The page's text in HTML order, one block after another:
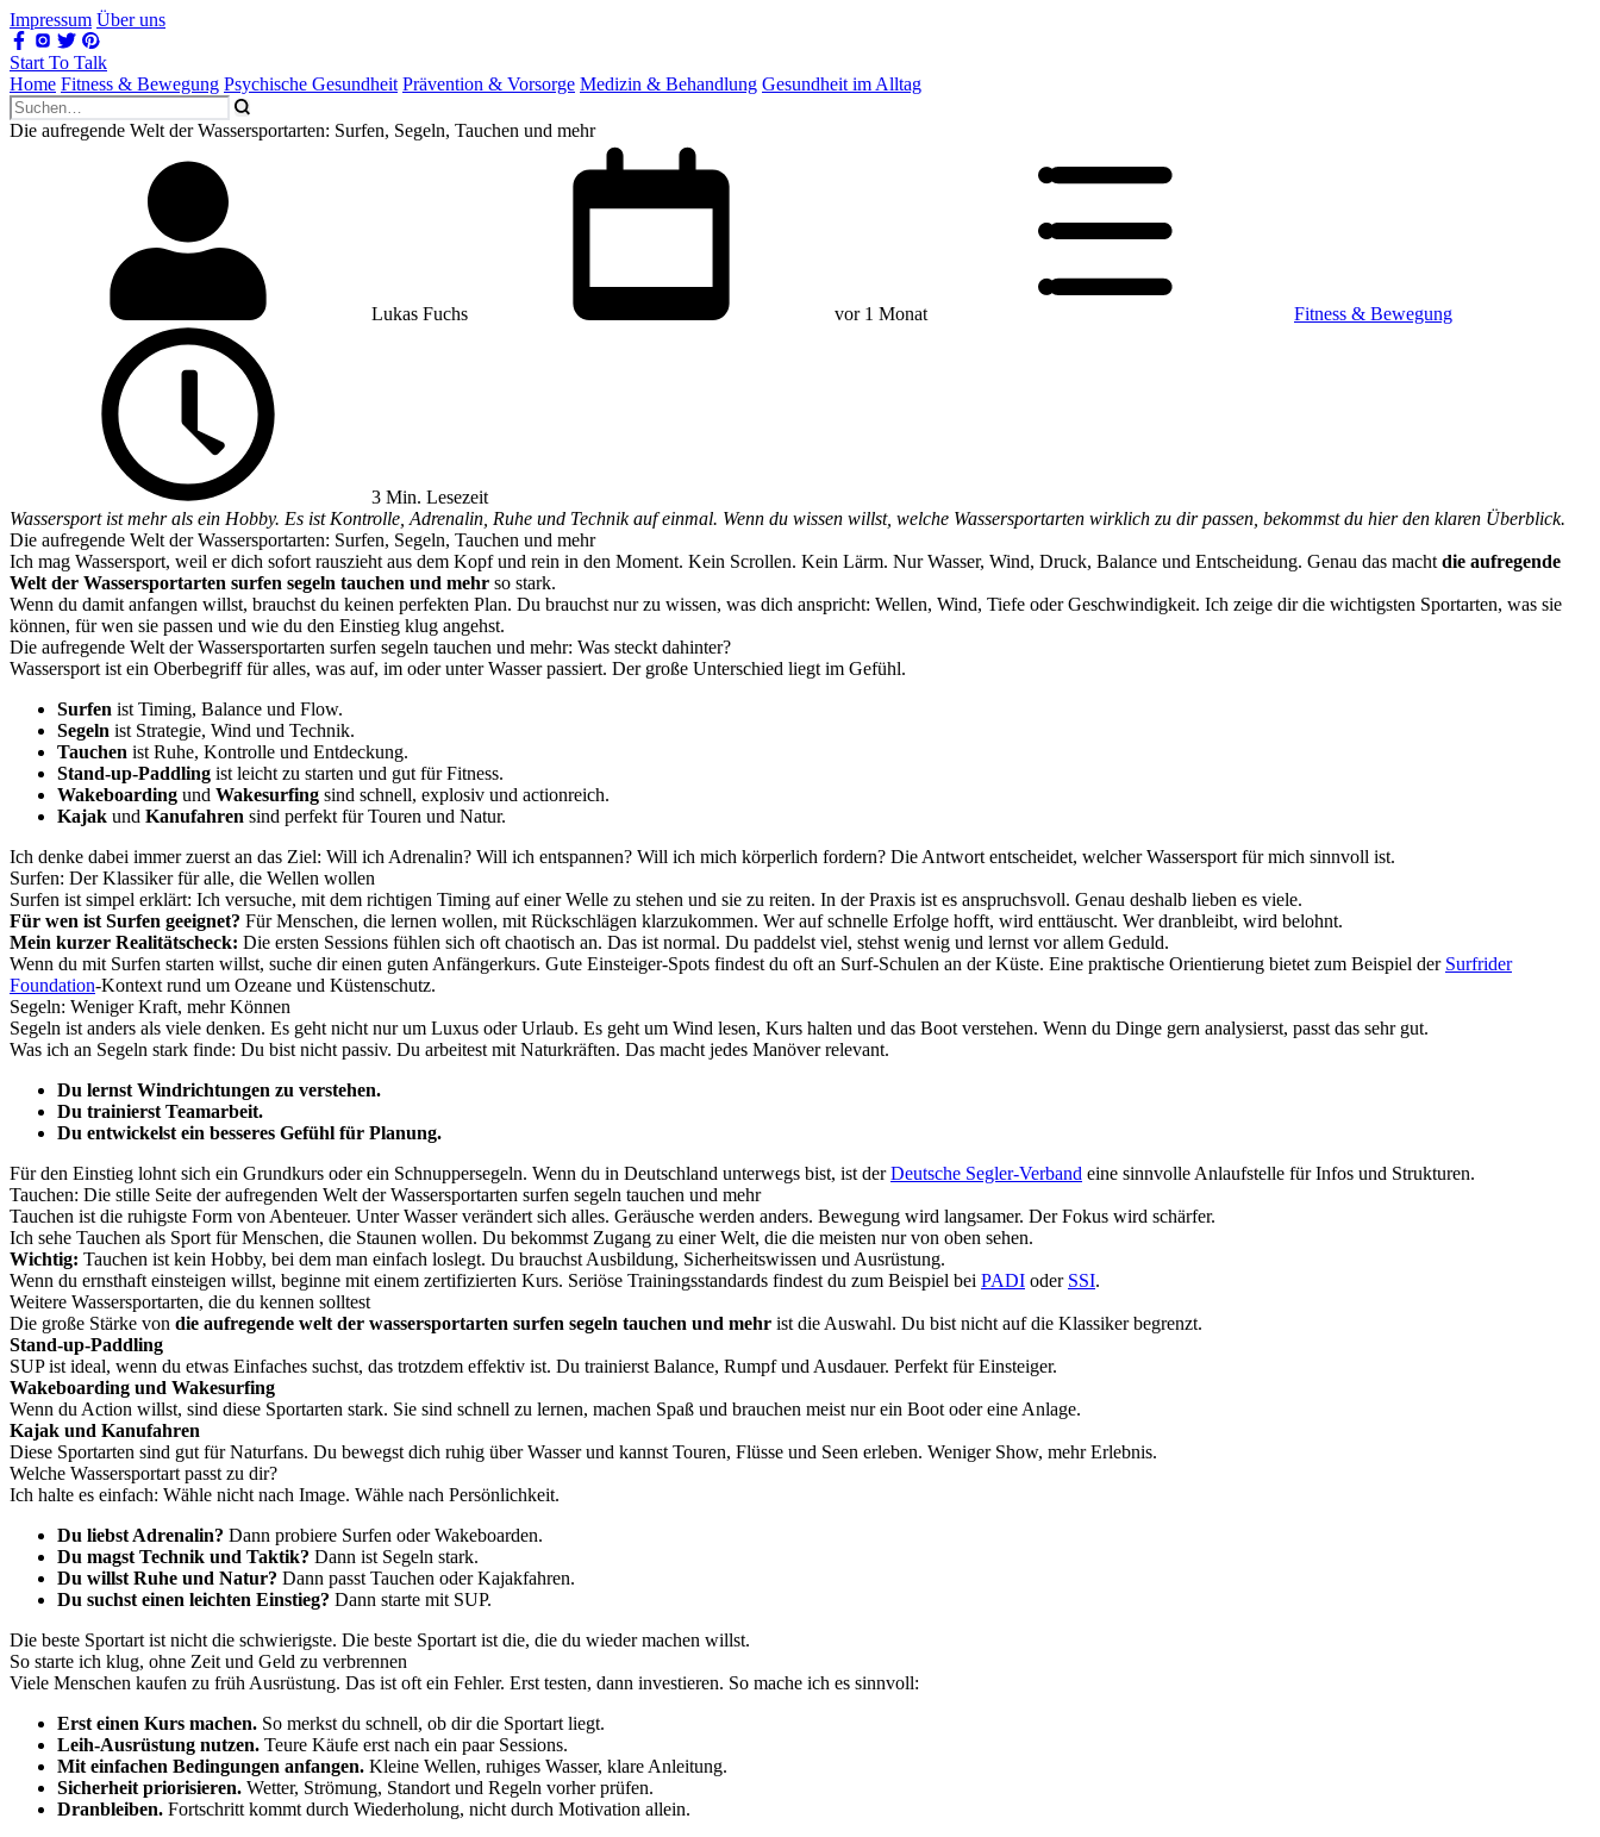
Impressum Über uns
Start To Talk
Home Fitness & Bewegung Psychische Gesundheit Prävention & Vorsorge Medizin & Behandlung Gesundheit im Alltag
Die aufregende Welt der Wassersportarten: Surfen, Segeln, Tauchen und mehr
Lukas Fuchs vor 1 Monat Fitness & Bewegung
3 Min. Lesezeit
Wassersport ist mehr als ein Hobby. Es ist Kontrolle, Adrenalin, Ruhe und Technik auf einmal. Wenn du wissen willst, welche Wassersportarten wirklich zu dir passen, bekommst du hier den klaren Überblick.
Die aufregende Welt der Wassersportarten: Surfen, Segeln, Tauchen und mehr
Ich mag Wassersport, weil er dich sofort rauszieht aus dem Kopf und rein in den Moment. Kein Scrollen. Kein Lärm. Nur Wasser, Wind, Druck, Balance und Entscheidung. Genau das macht die aufregende
Welt der Wassersportarten surfen segeln tauchen und mehr so stark.
Wenn du damit anfangen willst, brauchst du keinen perfekten Plan. Du brauchst nur zu wissen, was dich anspricht: Wellen, Wind, Tiefe oder Geschwindigkeit. Ich zeige dir die wichtigsten Sportarten, was sie
können, für wen sie passen und wie du den Einstieg klug angehst.
Die aufregende Welt der Wassersportarten surfen segeln tauchen und mehr: Was steckt dahinter?
Wassersport ist ein Oberbegriff für alles, was auf, im oder unter Wasser passiert. Der große Unterschied liegt im Gefühl.
Surfen ist Timing, Balance und Flow.
Segeln ist Strategie, Wind und Technik.
Tauchen ist Ruhe, Kontrolle und Entdeckung.
Stand-up-Paddling ist leicht zu starten und gut für Fitness.
Wakeboarding und Wakesurfing sind schnell, explosiv und actionreich.
Kajak und Kanufahren sind perfekt für Touren und Natur.
Ich denke dabei immer zuerst an das Ziel: Will ich Adrenalin? Will ich entspannen? Will ich mich körperlich fordern? Die Antwort entscheidet, welcher Wassersport für mich sinnvoll ist.
Surfen: Der Klassiker für alle, die Wellen wollen
Surfen ist simpel erklärt: Ich versuche, mit dem richtigen Timing auf einer Welle zu stehen und sie zu reiten. In der Praxis ist es anspruchsvoll. Genau deshalb lieben es viele.
Für wen ist Surfen geeignet? Für Menschen, die lernen wollen, mit Rückschlägen klarzukommen. Wer auf schnelle Erfolge hofft, wird enttäuscht. Wer dranbleibt, wird belohnt.
Mein kurzer Realitätscheck: Die ersten Sessions fühlen sich oft chaotisch an. Das ist normal. Du paddelst viel, stehst wenig und lernst vor allem Geduld.
Wenn du mit Surfen starten willst, suche dir einen guten Anfängerkurs. Gute Einsteiger-Spots findest du oft an Surf-Schulen an der Küste. Eine praktische Orientierung bietet zum Beispiel der Surfrider
Foundation-Kontext rund um Ozeane und Küstenschutz.
Segeln: Weniger Kraft, mehr Können
Segeln ist anders als viele denken. Es geht nicht nur um Luxus oder Urlaub. Es geht um Wind lesen, Kurs halten und das Boot verstehen. Wenn du Dinge gern analysierst, passt das sehr gut.
Was ich an Segeln stark finde: Du bist nicht passiv. Du arbeitest mit Naturkräften. Das macht jedes Manöver relevant.
Du lernst Windrichtungen zu verstehen.
Du trainierst Teamarbeit.
Du entwickelst ein besseres Gefühl für Planung.
Für den Einstieg lohnt sich ein Grundkurs oder ein Schnuppersegeln. Wenn du in Deutschland unterwegs bist, ist derDeutsche Segler-Verband eine sinnvolle Anlaufstelle für Infos und Strukturen.
Tauchen: Die stille Seite der aufregenden Welt der Wassersportarten surfen segeln tauchen und mehr
Tauchen ist die ruhigste Form von Abenteuer. Unter Wasser verändert sich alles. Geräusche werden anders. Bewegung wird langsamer. Der Fokus wird schärfer.
Ich sehe Tauchen als Sport für Menschen, die Staunen wollen. Du bekommst Zugang zu einer Welt, die die meisten nur von oben sehen.
Wichtig: Tauchen ist kein Hobby, bei dem man einfach loslegt. Du brauchst Ausbildung, Sicherheitswissen und Ausrüstung.
Wenn du ernsthaft einsteigen willst, beginne mit einem zertifizierten Kurs. Seriöse Trainingsstandards findest du zum Beispiel bei PADI oder SSI.
Weitere Wassersportarten, die du kennen solltest
Die große Stärke von die aufregende welt der wassersportarten surfen segeln tauchen und mehr ist die Auswahl. Du bist nicht auf die Klassiker begrenzt.
Stand-up-Paddling
SUP ist ideal, wenn du etwas Einfaches suchst, das trotzdem effektiv ist. Du trainierst Balance, Rumpf und Ausdauer. Perfekt für Einsteiger.
Wakeboarding und Wakesurfing
Wenn du Action willst, sind diese Sportarten stark. Sie sind schnell zu lernen, machen Spaß und brauchen meist nur ein Boot oder eine Anlage.
Kajak und Kanufahren
Diese Sportarten sind gut für Naturfans. Du bewegst dich ruhig über Wasser und kannst Touren, Flüsse und Seen erleben. Weniger Show, mehr Erlebnis.
Welche Wassersportart passt zu dir?
Ich halte es einfach: Wähle nicht nach Image. Wähle nach Persönlichkeit.
Du liebst Adrenalin? Dann probiere Surfen oder Wakeboarden.
Du magst Technik und Taktik? Dann ist Segeln stark.
Du willst Ruhe und Natur? Dann passt Tauchen oder Kajakfahren.
Du suchst einen leichten Einstieg? Dann starte mit SUP.
Die beste Sportart ist nicht die schwierigste. Die beste Sportart ist die, die du wieder machen willst.
So starte ich klug, ohne Zeit und Geld zu verbrennen
Viele Menschen kaufen zu früh Ausrüstung. Das ist oft ein Fehler. Erst testen, dann investieren. So mache ich es sinnvoll:
Erst einen Kurs machen. So merkst du schnell, ob dir die Sportart liegt.
Leih-Ausrüstung nutzen. Teure Käufe erst nach ein paar Sessions.
Mit einfachen Bedingungen anfangen. Kleine Wellen, ruhiges Wasser, klare Anleitung.
Sicherheit priorisieren. Wetter, Strömung, Standort und Regeln vorher prüfen.
Dranbleiben. Fortschritt kommt durch Wiederholung, nicht durch Motivation allein.